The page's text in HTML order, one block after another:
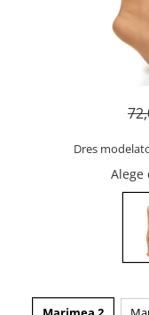
Dres
Alege